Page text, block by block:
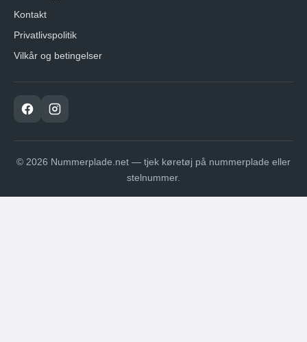
Kontakt
Privatlivspolitik
Vilkår og betingelser
© 2026 Nummerplade.net — tjek køretøj på nummerplade eller
stelnummer.